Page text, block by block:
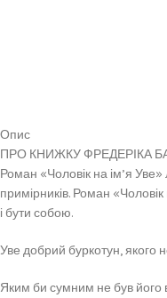
Опис
ПРО КНИЖКУ ФРЕДЕРІКА
Роман «Чоловік на ім’я
примірників. Роман
і бути собою.
Уве добрий буркотун, якого
Яким би сумним не був його